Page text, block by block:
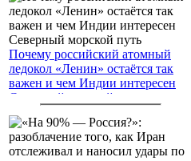
Почему российский атомный
ледокол «Ленин» остаётся так
важен и чем Индии интересен
Северный морской путь